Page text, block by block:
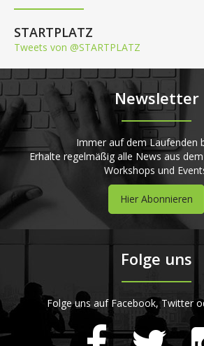
STARTPLATZ
Tweets von @STARTPLATZ
Newsletter
Immer auf dem Laufenden
Erhalte regelmäßig alle News aus
Workshops und
Hier Abonnieren
Folge uns
Folge uns auf Facebook, Twitter